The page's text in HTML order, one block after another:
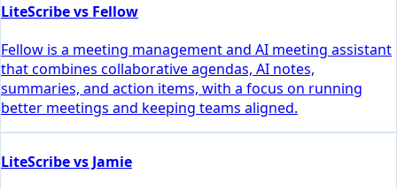
LiteScribe vs Fellow
Fellow is a meeting management and AI meeting assistant
that combines collaborative agendas, AI notes,
summaries, and action items, with a focus on running
better meetings and keeping teams aligned.
LiteScribe vs Jamie